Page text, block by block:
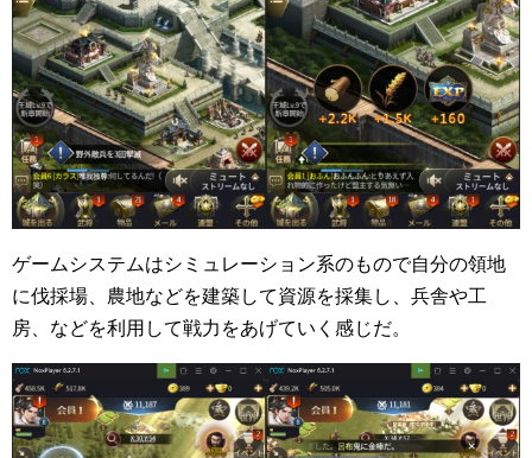
ゲームシステムはシミュレーション系のもので自分の領地
に伐採場、農地などを建築して資源を採集し、兵舎や工
房、などを利用して戦力をあげていく感じだ。